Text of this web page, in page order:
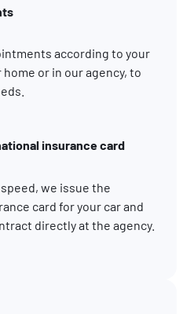
according to your
or in our agency, to
insurance card
we issue the
card for your car and
directly at the agency.